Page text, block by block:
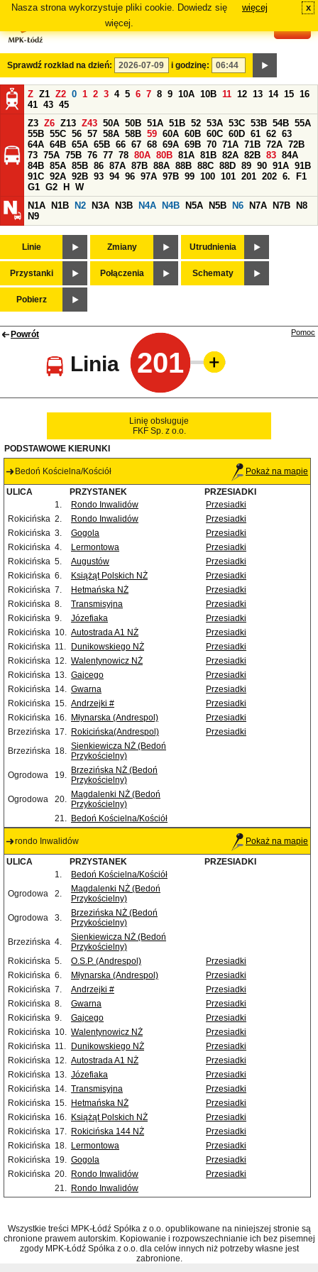
Nasza strona wykorzystuje pliki cookie. Dowiedz się
więcej.
więcej x
Sprawdź rozkład na dzień: i godzinę:
Z Z1 Z2 0 1 2 3 4 5 6 7 8 9 10A 10B 11 12 13 14 15 16
41 43 45
Z3 Z6 Z13 Z43 50A 50B 51A 51B 52 53A 53C 53B 54B 55A
55B 55C 56 57 58A 58B 59 60A 60B 60C 60D 61 62 63
64A 64B 65A 65B 66 67 68 69A 69B 70 71A 71B 72A 72B
73 75A 75B 76 77 78 80A 80B 81A 81B 82A 82B 83 84A
84B 85A 85B 86 87A 87B 88A 88B 88C 88D 89 90 91A 91B
91C 92A 92B 93 94 96 97A 97B 99 100 101 201 202 6.
F1
G1 G2 H
W
N1A
N1B N2 N3A N3B N4A N4B N5A N5B N6 N7A N7B
N8
N9
Linie Zmiany Utrudnienia
Przystanki Połączenia Schematy
Pobierz
Powrót
Linia 201
Pomoc
Linię obsługuje
FKF Sp. z o.o.
PODSTAWOWE KIERUNKI
Bedoń Kościelna/Kościół Pokaż na mapie
ULICA PRZYSTANEK
PRZESIADKI
1.
Rondo Inwalidów
Przesiadki
Rokicińska 2. Rondo Inwalidów
Przesiadki
Rokicińska 3. Gogola
Przesiadki
Rokicińska 4. Lermontowa
Przesiadki
Rokicińska 5. Augustów
Przesiadki
Rokicińska 6. Książąt Polskich NŻ
Przesiadki
Rokicińska 7. Hetmańska NŻ
Przesiadki
Rokicińska 8. Transmisyjna
Przesiadki
Rokicińska 9. Józefiaka
Przesiadki
Rokicińska 10. Autostrada A1 NŻ
Przesiadki
Rokicińska 11. Dunikowskiego NŻ
Przesiadki
Rokicińska 12. Walentynowicz NŻ
Przesiadki
Rokicińska 13. Gajcego
Przesiadki
Rokicińska 14. Gwarna
Przesiadki
Rokicińska 15. Andrzejki #
Przesiadki
Rokicińska 16. Młynarska (Andrespol)
Przesiadki
Brzezińska 17. Rokicińska(Andrespol)
Przesiadki
Brzezińska 18. Sienkiewicza NŻ (Bedoń
Przykościelny)
Ogrodowa
19. Brzezińska NŻ (Bedoń
Przykościelny)
Ogrodowa
20. Magdalenki NŻ (Bedoń
Przykościelny)
21. Bedoń Kościelna/Kościół
rondo Inwalidów Pokaż na mapie
ULICA PRZYSTANEK
PRZESIADKI
1.
Bedoń Kościelna/Kościół
Ogrodowa
2.
Magdalenki NŻ (Bedoń
Przykościelny)
Ogrodowa
3.
Brzezińska NŻ (Bedoń
Przykościelny)
Brzezińska 4.
Sienkiewicza NŻ (Bedoń
Przykościelny)
Rokicińska 5. O.S.P. (Andrespol)
Przesiadki
Rokicińska 6. Młynarska (Andrespol)
Przesiadki
Rokicińska 7. Andrzejki #
Przesiadki
Rokicińska 8. Gwarna
Przesiadki
Rokicińska 9. Gajcego
Przesiadki
Rokicińska 10. Walentynowicz NŻ
Przesiadki
Rokicińska 11. Dunikowskiego NŻ
Przesiadki
Rokicińska 12. Autostrada A1 NŻ
Przesiadki
Rokicińska 13. Józefiaka
Przesiadki
Rokicińska 14. Transmisyjna
Przesiadki
Rokicińska 15. Hetmańska NŻ
Przesiadki
Rokicińska 16. Książąt Polskich NŻ
Przesiadki
Rokicińska 17. Rokicińska 144 NŻ
Przesiadki
Rokicińska 18. Lermontowa
Przesiadki
Rokicińska 19. Gogola
Przesiadki
Rokicińska 20. Rondo Inwalidów
Przesiadki
21. Rondo Inwalidów
Wszystkie treści MPK-Łódź Spółka z o.o. opublikowane na niniejszej stronie są
chronione prawem autorskim. Kopiowanie i rozpowszechnianie ich bez pisemnej
zgody MPK-Łódź Spółka z o.o. dla celów innych niż potrzeby własne jest
zabronione.